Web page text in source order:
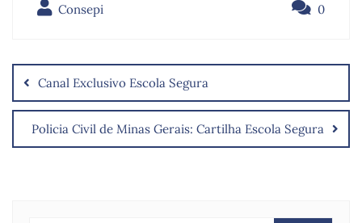
Consepi 0
Canal Exclusivo Escola Segura
Policia Civil de Minas Gerais: Cartilha Escola Segura